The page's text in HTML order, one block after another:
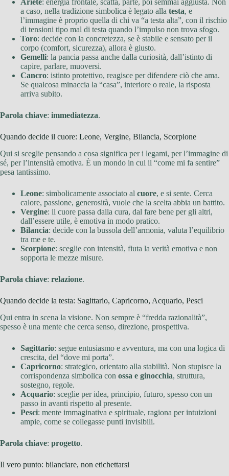
Ariete: energia frontale, scatta, parte, poi semmai aggiusta. Non
a caso, nella tradizione simbolica è legato alla testa, e
l’immagine è proprio quella di chi va “a testa alta”, con il rischio
di tensioni tipo mal di testa quando l’impulso non trova sfogo.
Toro: decide con la concretezza, se è stabile e sensato per il
corpo (comfort, sicurezza), allora è giusto.
Gemelli: la pancia passa anche dalla curiosità, dall’istinto di
capire, parlare, muoversi.
Cancro: istinto protettivo, reagisce per difendere ciò che ama.
Se qualcosa minaccia la “casa”, interiore o reale, la risposta
arriva subito.
Parola chiave: immediatezza.
Quando decide il cuore: Leone, Vergine, Bilancia, Scorpione
Qui si sceglie pensando a cosa significa per i legami, per l’immagine di
sé, per l’intensità emotiva. È un mondo in cui il “come mi fa sentire”
pesa tantissimo.
Leone: simbolicamente associato al cuore, e si sente. Cerca
calore, passione, generosità, vuole che la scelta abbia un battito.
Vergine: il cuore passa dalla cura, dal fare bene per gli altri,
dall’essere utile, è emotiva in modo pratico.
Bilancia: decide con la bussola dell’armonia, valuta l’equilibrio
tra me e te.
Scorpione: sceglie con intensità, fiuta la verità emotiva e non
sopporta le mezze misure.
Parola chiave: relazione.
Quando decide la testa: Sagittario, Capricorno, Acquario, Pesci
Qui entra in scena la visione. Non sempre è “fredda razionalità”,
spesso è una mente che cerca senso, direzione, prospettiva.
Sagittario: segue entusiasmo e avventura, ma con una logica di
crescita, del “dove mi porta”.
Capricorno: strategico, orientato alla stabilità. Non stupisce la
corrispondenza simbolica con ossa e ginocchia, struttura,
sostegno, regole.
Acquario: sceglie per idea, principio, futuro, spesso con un
passo in avanti rispetto al presente.
Pesci: mente immaginativa e spirituale, ragiona per intuizioni
ampie, come se collegasse punti invisibili.
Parola chiave: progetto.
Il vero punto: bilanciare, non etichettarsi